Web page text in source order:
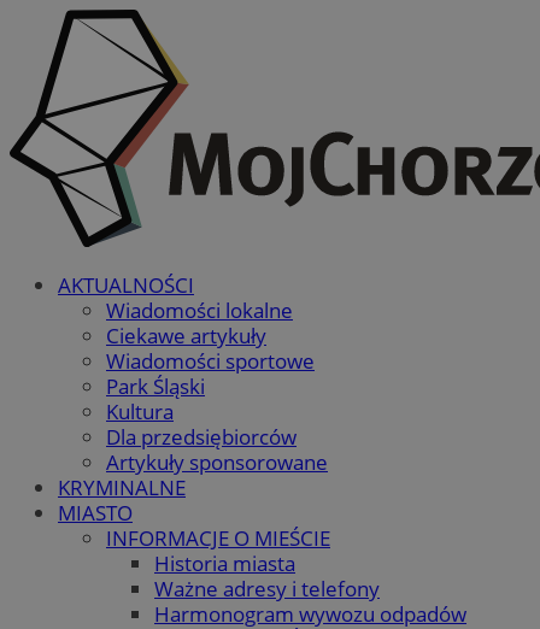
AKTUALNOŚCI
Wiadomości lokalne
Ciekawe artykuły
Wiadomości sportowe
Park Śląski
Kultura
Dla przedsiębiorców
Artykuły sponsorowane
KRYMINALNE
MIASTO
INFORMACJE O MIEŚCIE
Historia miasta
Ważne adresy i telefony
Harmonogram wywozu odpadów